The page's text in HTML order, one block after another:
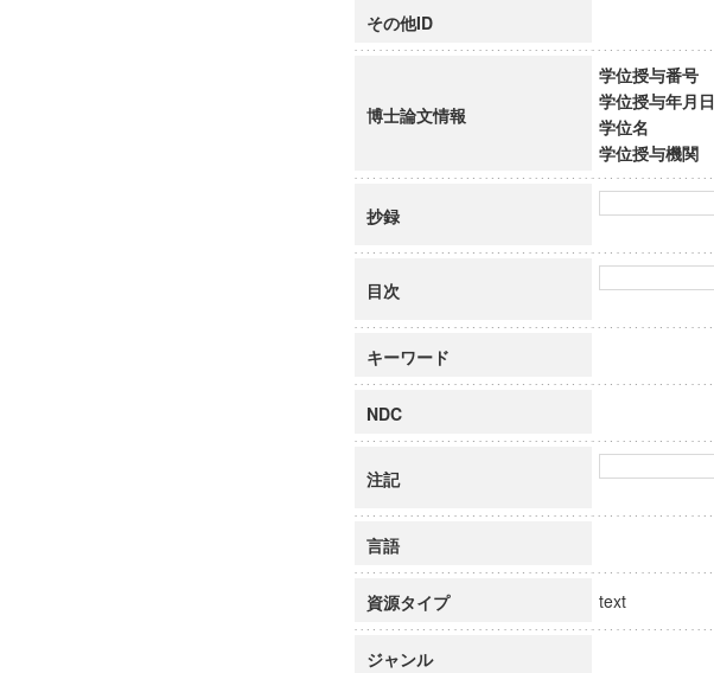
その他ID
博士論文情報
学位授与番号
学位授与年月日
学位名
学位授与機関
抄録
目次
キーワード
NDC
注記
言語
資源タイプ text
ジャンル